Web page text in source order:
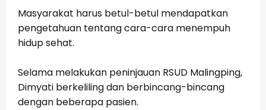
Masyarakat harus betul-betul mendapatkan
pengetahuan tentang cara-cara menempuh
hidup sehat.
Selama melakukan peninjauan RSUD Malingping,
Dimyati berkeliling dan berbincang-bincang
dengan beberapa pasien.